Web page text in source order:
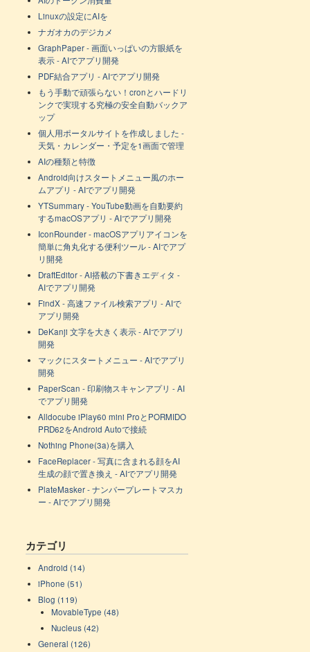
Linuxの設定にAIを
ナガオカのデジカメ
GraphPaper - 画面いっぱいの方眼紙を
表示 - AIでアプリ開発
PDF結合アプリ - AIでアプリ開発
もう手動で頑張らない！cronとハードリ
ンクで実現する究極の安全自動バックア
ップ
個人用ポータルサイトを作成しました -
天気・カレンダー・予定を1画面で管理
AIの種類と特徴
Android向けスタートメニュー風のホー
ムアプリ - AIでアプリ開発
YTSummary - YouTube動画を自動要約
するmacOSアプリ - AIでアプリ開発
IconRounder - macOSアプリアイコンを
簡単に角丸化する便利ツール - AIでアプ
リ開発
DraftEditor - AI搭載の下書きエディタ -
AIでアプリ開発
FindX - 高速ファイル検索アプリ - AIで
アプリ開発
DeKanji 文字を大きく表示 - AIでアプリ
開発
マックにスタートメニュー - AIでアプリ
開発
PaperScan - 印刷物スキャンアプリ - AI
でアプリ開発
Alldocube iPlay60 mini ProとPORMIDO
PRD62をAndroid Autoで接続
Nothing Phone(3a)を購入
FaceReplacer - 写真に含まれる顔をAI
生成の顔で置き換え - AIでアプリ開発
PlateMasker - ナンバープレートマスカ
ー - AIでアプリ開発
カテゴリ
Android (14)
iPhone (51)
Blog (119)
MovableType (48)
Nucleus (42)
General (126)